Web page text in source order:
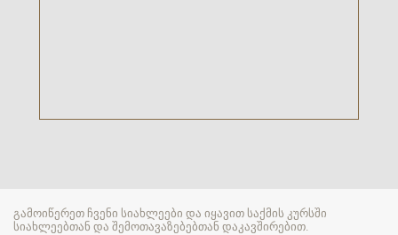
გამოიწერეთ ჩვენი სიახლეები და იყავით საქმის კურსში
სიახლეებთან და შემოთავაზებებთან დაკავშირებით.